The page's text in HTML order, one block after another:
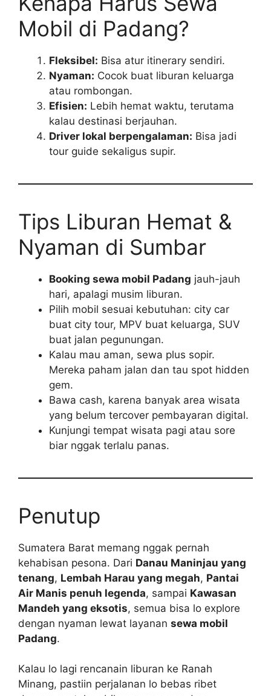
Mobil di Padang?
Fleksibel: Bisa atur itinerary sendiri.
Nyaman: Cocok buat liburan keluarga
atau rombongan.
Efisien: Lebih hemat waktu, terutama
kalau destinasi berjauhan.
Driver lokal berpengalaman: Bisa jadi
tour guide sekaligus supir.
Tips Liburan Hemat &
Nyaman di Sumbar
Booking sewa mobil Padang jauh-jauh
hari, apalagi musim liburan.
Pilih mobil sesuai kebutuhan: city car
buat city tour, MPV buat keluarga, SUV
buat jalan pegunungan.
Kalau mau aman, sewa plus sopir.
Mereka paham jalan dan tau spot hidden
gem.
Bawa cash, karena banyak area wisata
yang belum tercover pembayaran digital.
Kunjungi tempat wisata pagi atau sore
biar nggak terlalu panas.
Penutup
Sumatera Barat memang nggak pernah
kehabisan pesona. Dari Danau Maninjau yang
tenang, Lembah Harau yang megah, Pantai
Air Manis penuh legenda, sampai Kawasan
Mandeh yang eksotis, semua bisa lo explore
dengan nyaman lewat layanan sewa mobil
Padang.
Kalau lo lagi rencanain liburan ke Ranah
Minang, pastiin perjalanan lo bebas ribet